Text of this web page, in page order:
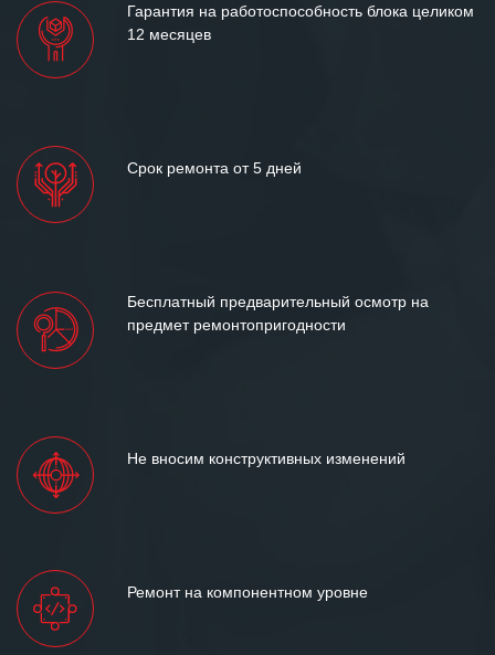
Гарантия на работоспособность блока целиком
12 месяцев
Срок ремонта от 5 дней
Бесплатный предварительный осмотр на
предмет ремонтопригодности
Не вносим конструктивных изменений
Ремонт на компонентном уровне